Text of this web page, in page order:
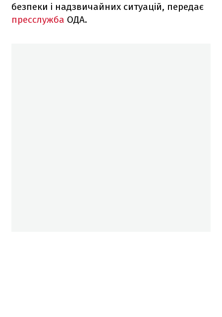
безпеки і надзвичайних ситуацій, передає
пресслужба ОДА.